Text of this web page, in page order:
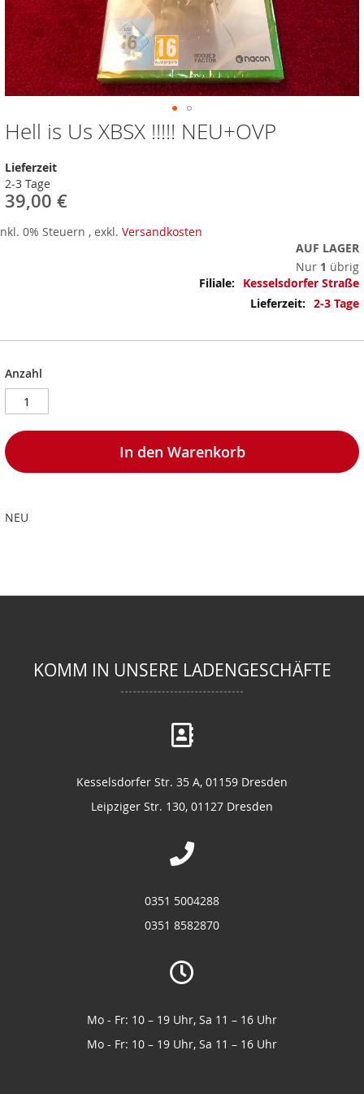
Hell is Us XBSX !!!!! NEU+OVP
Lieferzeit
2-3 Tage
39,00 €
0% Steuern , exkl. Versandkosten
AUF LAGER
Nur 1 übrig
Mehr
Informationen
Kesselsdorfer Straße
2-3 Tage
Anzahl
In den Warenkorb
NEU
Zum
Anfang
der
Bildergalerie
springen
KOMM IN UNSERE LADENGESCHÄFTE
Kesselsdorfer Str. 35 A, 01159 Dresden
Leipziger Str. 130, 01127 Dresden
0351 5004288
0351 8582870
Mo - Fr: 10 – 19 Uhr, Sa 11 – 16 Uhr
Mo - Fr: 10 – 19 Uhr, Sa 11 – 16 Uhr